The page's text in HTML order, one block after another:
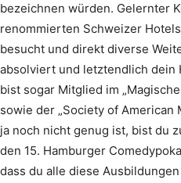
bezeichnen würden. Gelernter
renommierten Schweizer
besucht und direkt diverse
absolviert und letztendlich dein
bist sogar Mitglied im
sowie der „Society of American
ja noch nicht genug ist, bist du
den 15. Hamburger
dass du alle diese